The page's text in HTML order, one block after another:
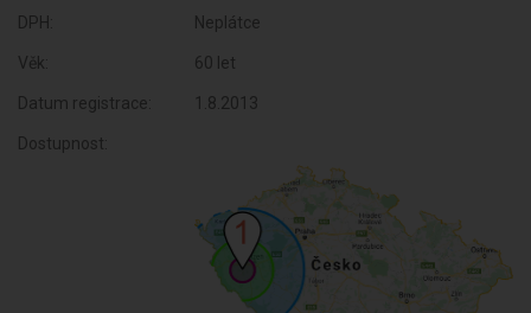
DPH: Neplátce
Věk: 60 let
Datum registrace: 1.8.2013
Dostupnost: